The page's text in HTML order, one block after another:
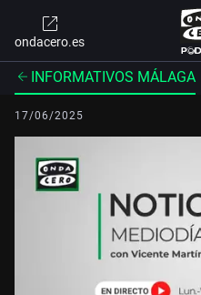
ondacero.es
INFORMATIVOS MÁLAGA
17/06/2025